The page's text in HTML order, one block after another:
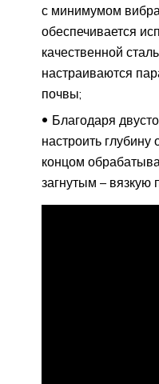
с минимумом
обеспечивается
качественной
настраиваются
почвы;
Благодаря
настроить
концом
загнутым – вязкую